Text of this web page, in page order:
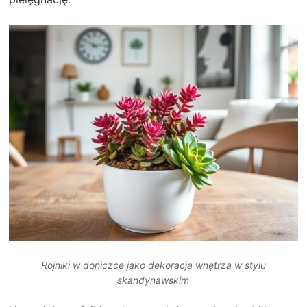
Rojniki w doniczce jako dekoracja wnętrza w stylu
skandynawskim